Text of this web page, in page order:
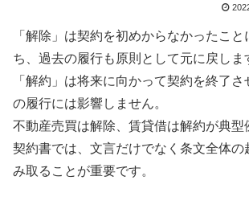
「解除」は契約を初めからなかったこ
ち、過去の履行も原則として元に戻しま
「解約」は将来に向かって契約を終了
の履行には影響しません。
不動産売買は解除、賃貸借は解約が典型
契約書では、文言だけでなく条文全体の
み取ることが重要です。